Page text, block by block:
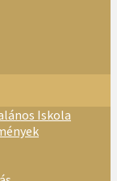
Iskola